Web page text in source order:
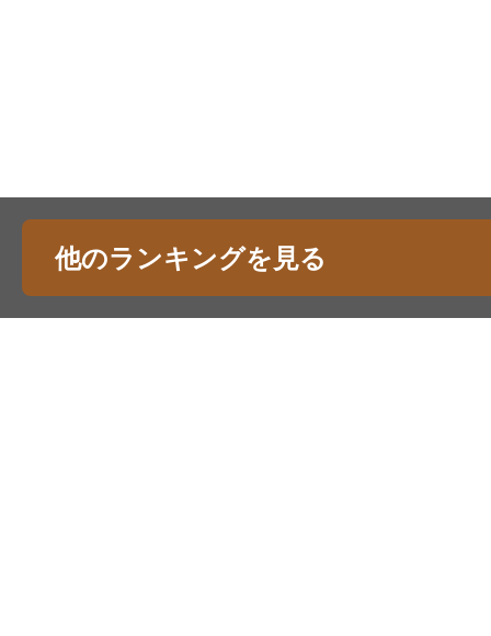
他のランキングを見る